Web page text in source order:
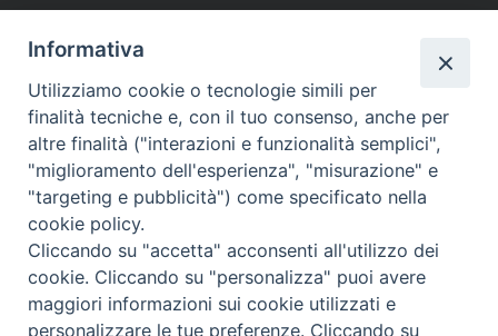
DIOCESI SUBURBICARIA DI ALBANO
Contatti:Tel.: 06.93268401 - Fax.: 06.9323844
E-mail:curia@diocesidialbano.it
Orari: dal Lunedì al Venerdì Ore: 9:00 - 13:00
Lunedì, Mercoledì e Venerdì, Ore 9:30 - 12:30
Informativa
Utilizziamo cookie o tecnologie simili per
finalità tecniche e, con il tuo consenso, anche per
altre finalità ("interazioni e funzionalità semplici",
"miglioramento dell'esperienza", "misurazione" e
"targeting e pubblicità") come specificato nella
cookie policy.
Cliccando su "accetta" acconsenti all'utilizzo dei
cookie. Cliccando su "personalizza" puoi avere
maggiori informazioni sui cookie utilizzati e
personalizzare le tue preferenze. Cliccando su